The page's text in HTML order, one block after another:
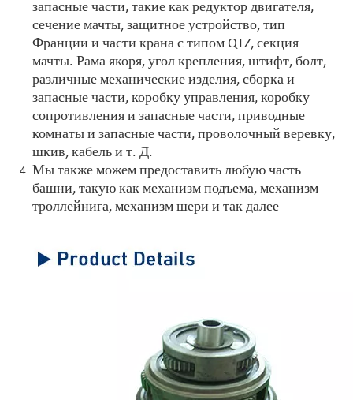
запасные части, такие как редуктор двигателя,
сечение мачты, защитное устройство, тип
Франции и части крана с типом QTZ, секция
мачты. Рама якоря, угол крепления, штифт, болт,
различные механические изделия, сборка и
запасные части, коробку управления, коробку
сопротивления и запасные части, приводные
комнаты и запасные части, проволочный веревку,
шкив, кабель и т. Д.
Мы также можем предоставить любую часть
башни, такую ​​как механизм подъема, механизм
троллейнига, механизм шери и так далее